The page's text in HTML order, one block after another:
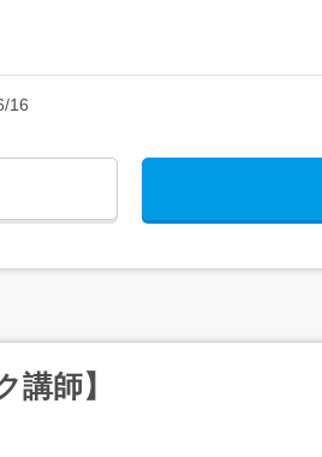
ら自然に助け合う社風が
社が全面サポートします！
16
師】